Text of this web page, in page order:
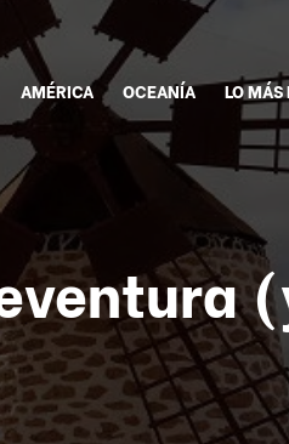
AMÉRICA OCEANÍA LO MÁS